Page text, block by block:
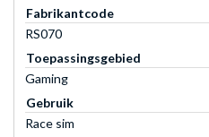
Fabrikantcode
RS070
Toepassingsgebied
Gaming
Gebruik
Race sim